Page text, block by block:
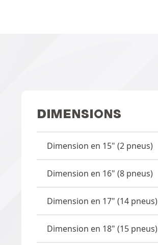
DIMENSIONS
Dimension en 15" (2 pneus)
Dimension en 16" (8 pneus)
Dimension en 17" (14 pneus)
Dimension en 18" (15 pneus)